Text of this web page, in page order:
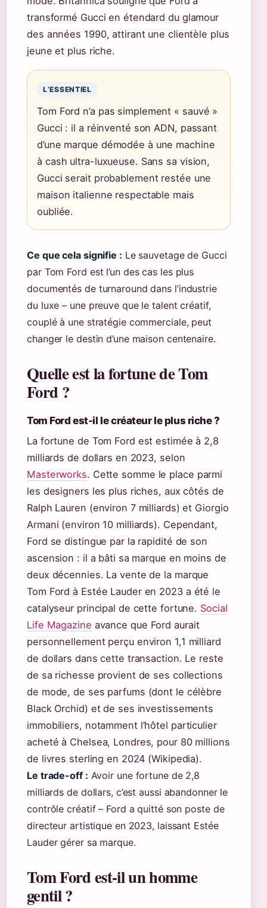
transformé Gucci en étendard du glamour
des années 1990, attirant une clientèle plus
jeune et plus riche.
L’ESSENTIEL
Tom Ford n’a pas simplement « sauvé »
Gucci : il a réinventé son ADN, passant
d’une marque démodée à une machine
à cash ultra-luxueuse. Sans sa vision,
Gucci serait probablement restée une
maison italienne respectable mais
oubliée.
Ce que cela signifie : Le sauvetage de Gucci
par Tom Ford est l’un des cas les plus
documentés de turnaround dans l’industrie
du luxe – une preuve que le talent créatif,
couplé à une stratégie commerciale, peut
changer le destin d’une maison centenaire.
Quelle est la fortune de Tom
Ford ?
Tom Ford est-il le créateur le plus riche ?
La fortune de Tom Ford est estimée à 2,8
milliards de dollars en 2023, selon
Masterworks. Cette somme le place parmi
les designers les plus riches, aux côtés de
Ralph Lauren (environ 7 milliards) et Giorgio
Armani (environ 10 milliards). Cependant,
Ford se distingue par la rapidité de son
ascension : il a bâti sa marque en moins de
deux décennies. La vente de la marque
Tom Ford à Estée Lauder en 2023 a été le
catalyseur principal de cette fortune. Social
Life Magazine avance que Ford aurait
personnellement perçu environ 1,1 milliard
de dollars dans cette transaction. Le reste
de sa richesse provient de ses collections
de mode, de ses parfums (dont le célèbre
Black Orchid) et de ses investissements
immobiliers, notamment l’hôtel particulier
acheté à Chelsea, Londres, pour 80 millions
de livres sterling en 2024 (Wikipedia).
Le trade-off : Avoir une fortune de 2,8
milliards de dollars, c’est aussi abandonner le
contrôle créatif – Ford a quitté son poste de
directeur artistique en 2023, laissant Estée
Lauder gérer sa marque.
Tom Ford est-il un homme
gentil ?